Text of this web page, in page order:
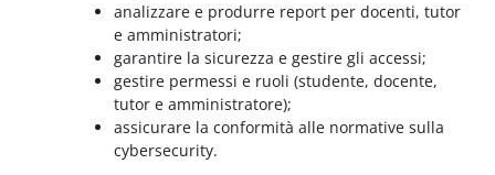
analizzare e produrre report per docenti, tutor
e amministratori;
garantire la sicurezza e gestire gli accessi;
gestire permessi e ruoli (studente, docente,
tutor e amministratore);
assicurare la conformità alle normative sulla
cybersecurity.